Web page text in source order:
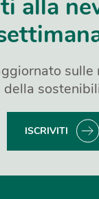
alla
della
ISCRIVITI